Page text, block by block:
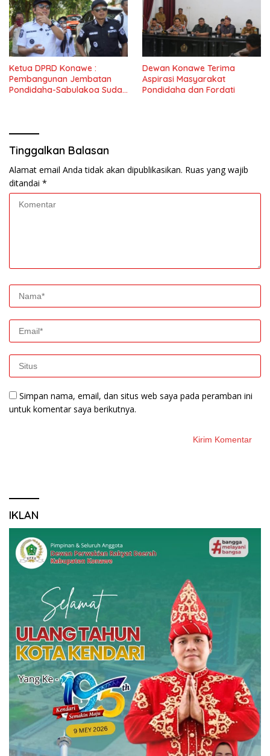
Ketua DPRD Konawe :
Pembangunan Jembatan
Pondidaha-Sabulakoa Sudah
Dewan Konawe Terima
Aspirasi Masyarakat
Pondidaha dan Fordati
Tinggalkan Balasan
Alamat email Anda tidak akan dipublikasikan. Ruas yang wajib
ditandai *
Simpan nama, email, dan situs web saya pada peramban ini
untuk komentar saya berikutnya.
IKLAN